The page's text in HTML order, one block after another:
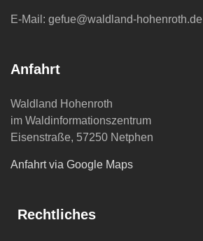
E-Mail: gefue@waldland-hohenroth.de
Anfahrt
Waldland Hohenroth
im Waldinformationszentrum
Eisenstraße, 57250 Netphen
Anfahrt via Google Maps
Rechtliches